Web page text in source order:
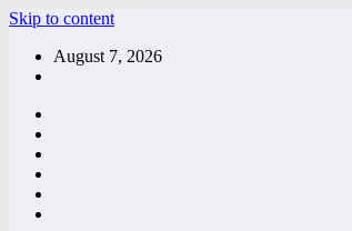
Skip to content
August 7, 2026